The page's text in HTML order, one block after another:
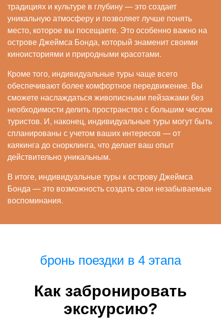
традициях и культуре в глубину — это создает
уникальную атмосферу и позволяет лучше понять
место, которое вы посещаете. Это особенно важно на
острове Джеймса Бонда, который знаменит своими
киноисториями и природными красотами.
Кроме того, индивидуальные туры чаще всего
обеспечивают более комфортное передвижение. Вы
сможете наслаждаться живописными пейзажами без
необходимости делить пространство с большим числом
туристов. И, наконец, индивидуальные туры могут быть
спланированы с учетом ваших интересов — от
каякинга до снорклинга, что делает ваш опыт
действительно уникальным.
В итоге, индивидуальные туры к острову Джеймса
Бонда — это возможность создать свои незабываемые
воспоминания.
бронь поездки в 4 этапа
Как забронировать
экскурсию?